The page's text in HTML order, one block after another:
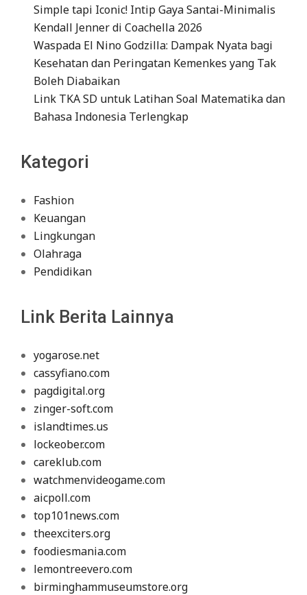
Simple tapi Iconic! Intip Gaya Santai-Minimalis
Kendall Jenner di Coachella 2026
Waspada El Nino Godzilla: Dampak Nyata bagi
Kesehatan dan Peringatan Kemenkes yang Tak
Boleh Diabaikan
Link TKA SD untuk Latihan Soal Matematika dan
Bahasa Indonesia Terlengkap
Kategori
Fashion
Keuangan
Lingkungan
Olahraga
Pendidikan
Link Berita Lainnya
yogarose.net
cassyfiano.com
pagdigital.org
zinger-soft.com
islandtimes.us
lockeober.com
careklub.com
watchmenvideogame.com
aicpoll.com
top101news.com
theexciters.org
foodiesmania.com
lemontreevero.com
birminghammuseumstore.org